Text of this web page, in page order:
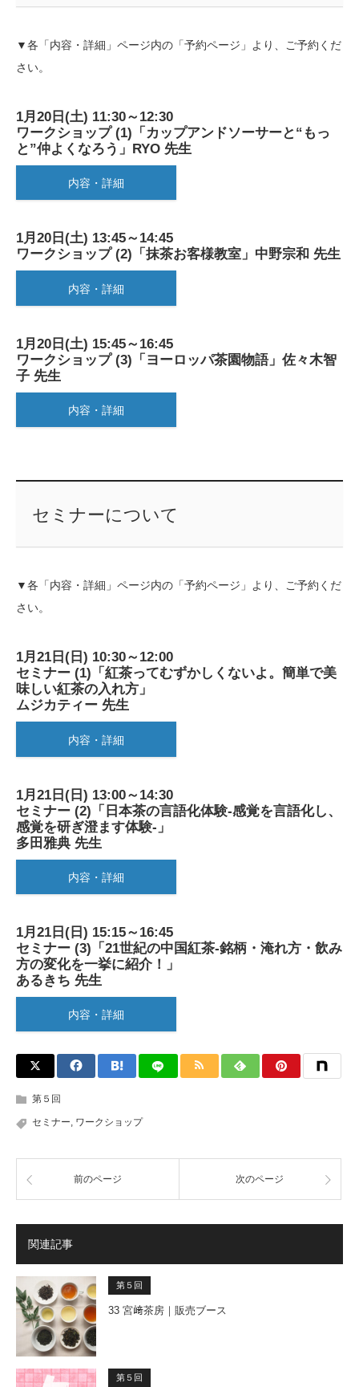
▼各「内容・詳細」ページ内の「予約ページ」より、ご予約くだ
さい。
1月20日(土) 11:30～12:30
ワークショップ (1)「カップアンドソーサーと“もっ
と”仲よくなろう」RYO 先生
内容・詳細
1月20日(土) 13:45～14:45
ワークショップ (2)「抹茶お客様教室」中野宗和 先生
内容・詳細
1月20日(土) 15:45～16:45
ワークショップ (3)「ヨーロッパ茶園物語」佐々木智
子 先生
内容・詳細
セミナーについて
▼各「内容・詳細」ページ内の「予約ページ」より、ご予約くだ
さい。
1月21日(日) 10:30～12:00
セミナー (1)「紅茶ってむずかしくないよ。簡単で美
味しい紅茶の入れ方」
ムジカティー 先生
内容・詳細
1月21日(日) 13:00～14:30
セミナー (2)「日本茶の言語化体験-感覚を言語化し、
感覚を研ぎ澄ます体験-」
多田雅典 先生
内容・詳細
1月21日(日) 15:15～16:45
セミナー (3)「21世紀の中国紅茶-銘柄・淹れ方・飲み
方の変化を一挙に紹介！」
あるきち 先生
内容・詳細
第５回
セミナー, ワークショップ
前のページ 次のページ
関連記事
第５回
33 宮﨑茶房｜販売ブース
第５回